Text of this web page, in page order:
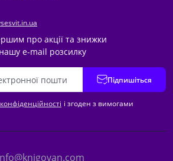
про акції та знижки
e-mail розсилку
Підпишіться
і згоден з вимогами